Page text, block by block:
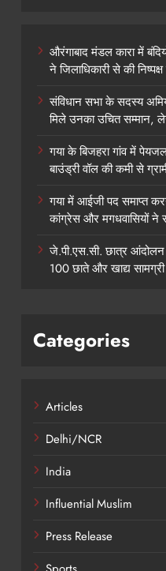
औरंगाबाद मंडल कारा में
ने जिलाधिकारी से की
संविधान सभा के सदस्य
मिले उनका उचित सम्मान,
गया के बिजहरा गांव में
बाउंड्री वॉल की कमी से
गया में आईजी पद समाप्त
कांग्रेस और मगधवासियों ने
जे.पी.एस.सी. छात्र
100 छाते और खाद्य सामग्री
Categories
Articles
Delhi/NCR
India
Influential Muslim
Press Release